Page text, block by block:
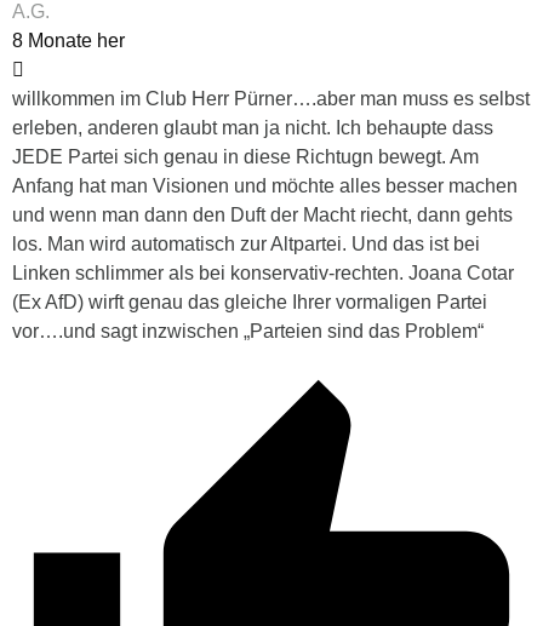
A.G.
8 Monate her
willkommen im Club Herr Pürner….aber man muss es selbst
erleben, anderen glaubt man ja nicht. Ich behaupte dass
JEDE Partei sich genau in diese Richtugn bewegt. Am
Anfang hat man Visionen und möchte alles besser machen
und wenn man dann den Duft der Macht riecht, dann gehts
los. Man wird automatisch zur Altpartei. Und das ist bei
Linken schlimmer als bei konservativ-rechten. Joana Cotar
(Ex AfD) wirft genau das gleiche Ihrer vormaligen Partei
vor….und sagt inzwischen „Parteien sind das Problem“